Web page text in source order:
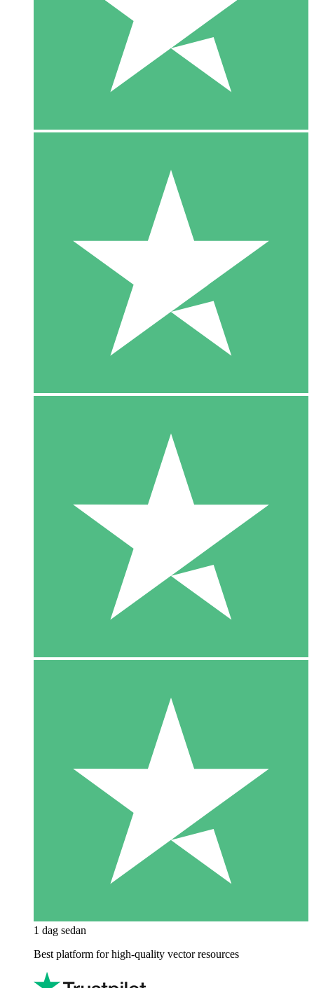
1 dag sedan
Best platform for high-quality vector resources